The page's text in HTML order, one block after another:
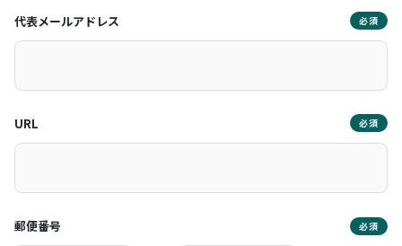
代表メールアドレス 必須
URL 必須
郵便番号 必須